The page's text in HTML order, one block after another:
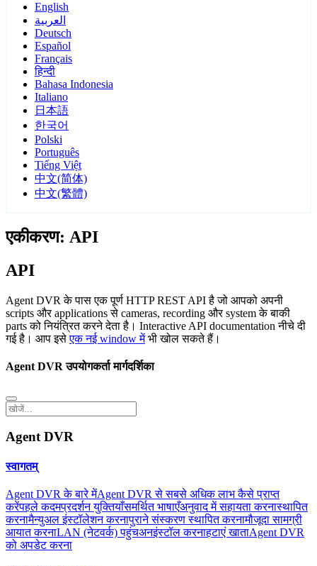
English
العربية
Deutsch
Español
Français
हिन्दी
Bahasa Indonesia
Italiano
日本語
한국어
Polski
Português
Tiếng Việt
中文(简体)
中文(繁體)
एकीकरण: API
API
Agent DVR के पास एक पूर्ण HTTP REST API है जो आपको अपनी
scripts और applications से cameras, recording और system के बाकी
parts को नियंत्रित करने देता है। Interactive API documentation नीचे दी
गई है। आप इसेएक नई window मेंभी खोल सकते हैं।
Agent DVR उपयोगकर्ता मार्गदर्शिका
Agent DVR
स्वागतम्
Agent DVR के बारे मेंAgent DVR से सबसे अधिक लाभ कैसे प्राप्त
करेंपहले कदमप्रदर्शन युक्तियाँसमर्थित भाषाएँअनुवाद में सहायता करनास्थापित
करनामैन्युअल इंस्टॉलेशन करनापुराने संस्करण स्थापित करनामौजूदा सामग्री
आयात करनाLAN (नेटवर्क) पहुंचअनइंस्टॉल करनाहटाएं खाताAgent DVR
को अपडेट करना